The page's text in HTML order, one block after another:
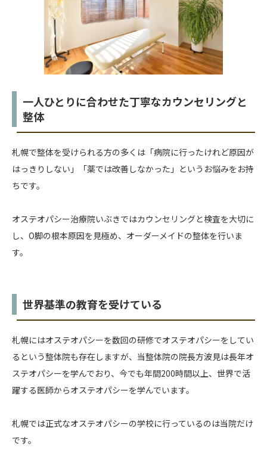
一人ひとりに合わせた丁寧なカウンセリングと
整体
札幌で整体を受けられる方の多くは「病院に行ったけれど原因が
はっきりしない」「薬では改善しなかった」というお悩みをお持
ちです。
オステオパシー治療院いぶきではカウンセリングと検査を大切に
し、O脚の根本原因を見極め、オーダーメイドの整体を行いま
す。
世界基準の教育を受けている
札幌にはオステオパシーを数回の研修でオステオパシーをしてい
るという整体院も存在しますが、当整体院の院長方波見は長年オ
ステオパシーを学んでおり、今でも年間200時間以上、世界で活
躍する医師からオステオパシーを学んでいます。
札幌では正式なオステオパシーの学校に行っているのは当院だけ
です。